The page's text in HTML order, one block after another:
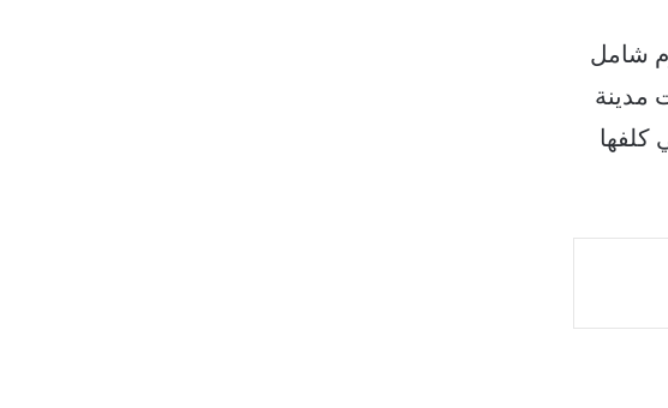
شامل
قطاعات مدينة
كلفها